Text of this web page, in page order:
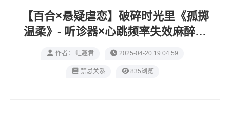
【百合×悬疑虐恋】破碎时光里《孤掷
温柔》- 听诊器×心跳频率失效麻醉剂
与永恒镇痛
作者： 蛙趣君 2025-04-20 19:04:59
禁忌关系 835浏览